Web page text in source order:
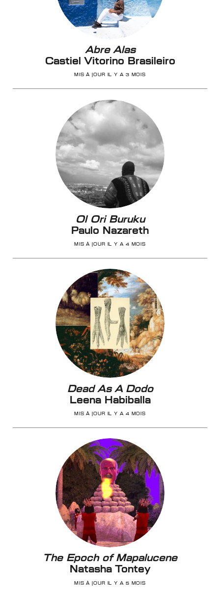
Abre Alas
Castiel Vitorino Brasileiro
MIS À JOUR IL Y A 3 MOIS
Ol Ori Buruku
Paulo Nazareth
MIS À JOUR IL Y A 4 MOIS
Dead As A Dodo
Leena Habiballa
MIS À JOUR IL Y A 4 MOIS
The Epoch of Mapalucene
Natasha Tontey
MIS À JOUR IL Y A 5 MOIS